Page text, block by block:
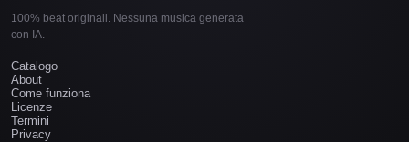
100% beat originali. Nessuna musica generata
con IA.
Catalogo
About
Come funziona
Licenze
Termini
Privacy